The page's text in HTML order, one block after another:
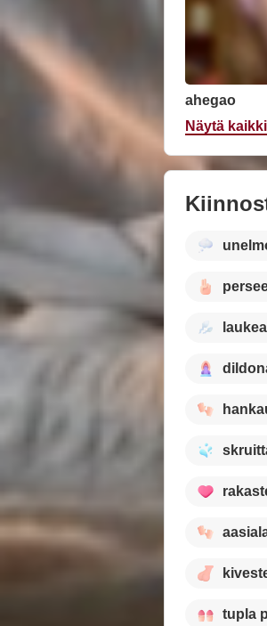
ahegao
Näytä
tupla